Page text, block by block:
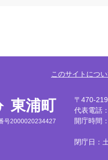
このサイトについ
東浦町
号2000020234427
〒470-
代表電話
開庁時間
閉庁日：